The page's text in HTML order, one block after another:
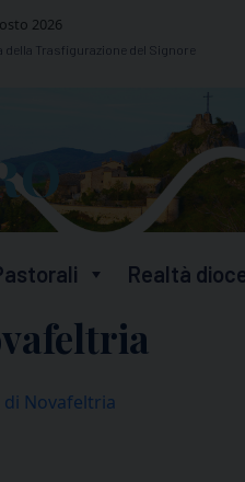
2026
della Trasfigurazione del Signore
Realtà
di Novafeltria